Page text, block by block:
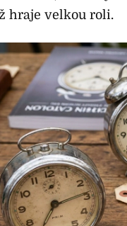
hraje velkou roli.